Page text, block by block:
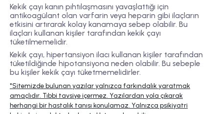
Kekik çayı kanın pıhtılaşmasını yavaşlattığı için
antikoagülant olan varfarin veya heparin gibi ilaçların
etkisini artırarak kolay kanamaya sebep olabilir. Bu
ilaçları kullanan kişiler tarafından kekik çayı
tüketilmemelidir.
Kekik çayı, hipertansiyon ilacı kullanan kişiler tarafından
tüketildiğinde hipotansiyona neden olabilir. Bu sebeple
bu kişiler kekik çayı tüketmemelidirler.
*Sitemizde bulunan yazılar yalnızca farkındalık yaratmak
amaçlıdır. Tıbbi tavsiye içermez. Yazılardan yola çıkarak
herhangi bir hastalık tanısı konulamaz. Yalnızca psikiyatri